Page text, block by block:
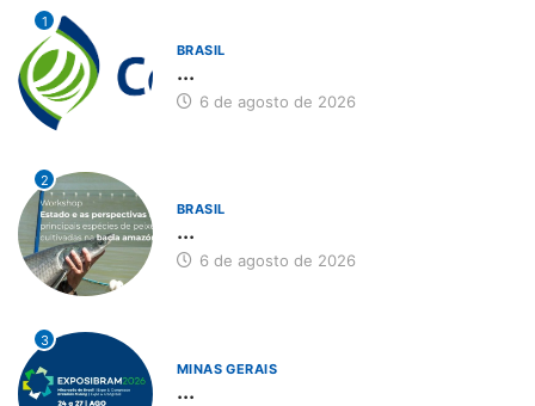
1
BRASIL
...
6 de agosto de 2026
2
BRASIL
...
6 de agosto de 2026
3
MINAS GERAIS
...